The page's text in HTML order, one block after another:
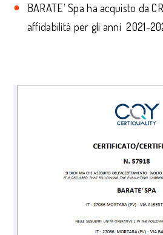
BARATE' Spa ha acquisto da
affidabilità per gli anni 2021-